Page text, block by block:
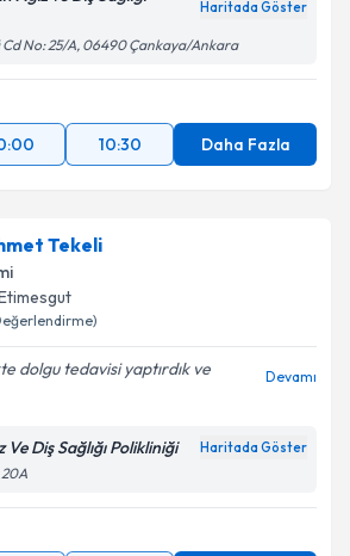
Haritada Göster
Cd No: 25/A, 06490 Çankaya/Ankara
10:30 Daha Fazla
Tekeli
dolgu tedavisi yaptırdık ve
Devamı
Ve Diş Sağlığı Polikliniği Haritada Göster